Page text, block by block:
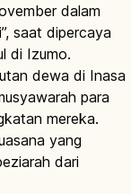
dalam
saat dipercaya
di Izumo.
dewa di Inasa
para
mereka.
yang
dari